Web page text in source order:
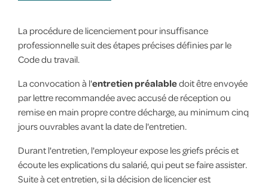
La procédure de licenciement pour insuffisance
professionnelle suit des étapes précises définies par le
Code du travail.
La convocation à l'entretien préalabledoit être envoyée
par lettre recommandée avec accusé de réception ou
remise en main propre contre décharge, au minimum cinq
jours ouvrables avant la date de l'entretien.
Durant l'entretien, l'employeur expose les griefs précis et
écoute les explications du salarié, qui peut se faire assister.
Suite à cet entretien, si la décision de licencier est